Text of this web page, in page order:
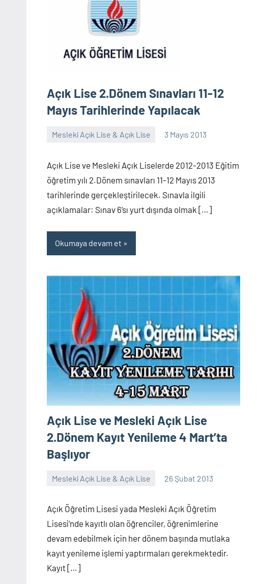
Açık Lise 2.Dönem Sınavları 11-12
Mayıs Tarihlerinde Yapılacak
Mesleki Açık Lise & Açık Lise 3 Mayıs 2013
alperturkoglu
Açık Lise ve Mesleki Açık Liselerde 2012-2013 Eğitim
öğretim yılı 2.Dönem sınavları 11-12 Mayıs 2013
tarihlerinde gerçekleştirilecek. Sınavla ilgili
açıklamalar: Sınav 6’sı yurt dışında olmak […]
Okumaya devam et
Açık Lise ve Mesleki Açık Lise
2.Dönem Kayıt Yenileme 4 Mart’ta
Başlıyor
Mesleki Açık Lise & Açık Lise 26 Şubat 2013
alperturkoglu
Açık Öğretim Lisesi yada Mesleki Açık Öğretim
Lisesi’nde kayıtlı olan öğrenciler, öğrenimlerine
devam edebilmek için her dönem başında mutlaka
kayıt yenileme işlemi yaptırmaları gerekmektedir.
Kayıt […]